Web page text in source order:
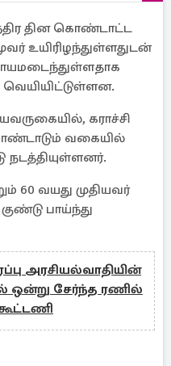
தின கொண்டாட்ட
உயிரிழந்துள்ளதுடன்
கராச்சி
வகையில்
நடத்தியுள்ளனர்.
60 வயது முதியவர்
பாய்ந்து
அரசியல்வாதியின்
ஒன்று சேர்ந்த ரணில்